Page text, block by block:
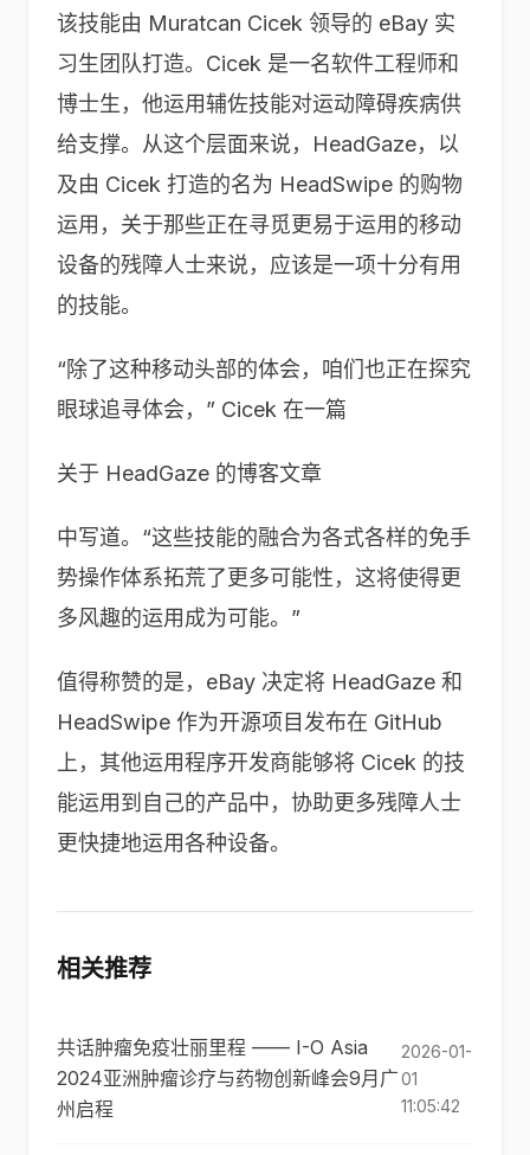
该技能由 Muratcan Cicek 领导的 eBay 实
习生团队打造。Cicek 是一名软件工程师和
博士生，他运用辅佐技能对运动障碍疾病供
给支撑。从这个层面来说，HeadGaze，以
及由 Cicek 打造的名为 HeadSwipe 的购物
运用，关于那些正在寻觅更易于运用的移动
设备的残障人士来说，应该是一项十分有用
的技能。
“除了这种移动头部的体会，咱们也正在探究
眼球追寻体会，” Cicek 在一篇
关于 HeadGaze 的博客文章
中写道。“这些技能的融合为各式各样的免手
势操作体系拓荒了更多可能性，这将使得更
多风趣的运用成为可能。”
值得称赞的是，eBay 决定将 HeadGaze 和
HeadSwipe 作为开源项目发布在 GitHub
上，其他运用程序开发商能够将 Cicek 的技
能运用到自己的产品中，协助更多残障人士
更快捷地运用各种设备。
相关推荐
共话肿瘤免疫壮丽里程 —— I-O Asia
2024亚洲肿瘤诊疗与药物创新峰会9月广
州启程
2026-01-
01
11:05:42